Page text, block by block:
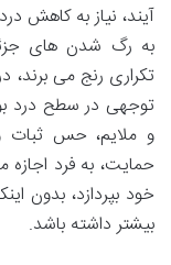
آیند، نیاز به کاهش
به رگ شدن های
تکراری رنج می برند،
توجهی در سطح درد
و ملایم، حس
حمایت، به فرد
خود بپردازد، بدون
بیشتر داشته باشد.